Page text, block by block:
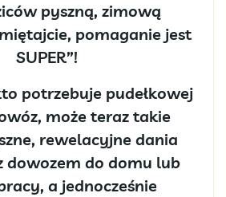
pyszną, zimową
pomaganie jest
SUPER”!
potrzebuje pudełkowej
może teraz takie
rewelacyjne dania
dowozem do domu lub
a jednocześnie